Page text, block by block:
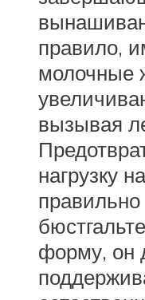
правило,
молочные
вызывая
нагрузку
форму, он